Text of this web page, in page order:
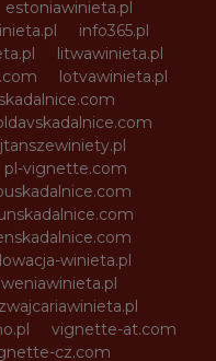
estoniawinieta.pl
info365.pl
litwawinieta.pl
lotvawinieta.pl
pl-vignette.com
winieta.pl
vignette-at.com
cz.com